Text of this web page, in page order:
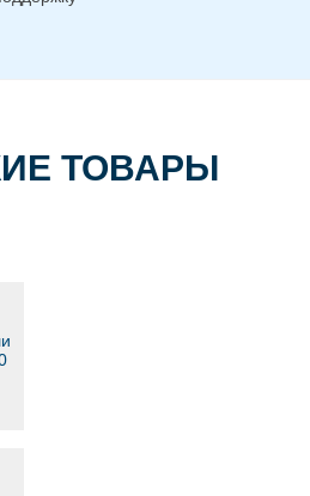
ТОВАРЫ